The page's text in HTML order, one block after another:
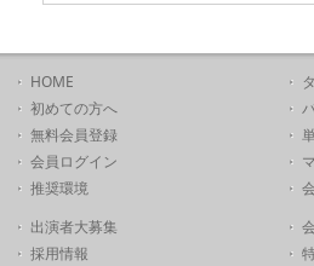
HOME
初めての方へ
無料会員登録
会員ログイン
推奨環境
出演者大募集
採用情報